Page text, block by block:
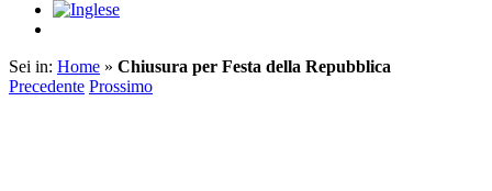
Sei in: Home » Chiusura per Festa della Repubblica
Precedente Prossimo